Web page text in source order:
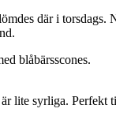
där i torsdags.
blåbärsscones.
lite syrliga. Perfekt